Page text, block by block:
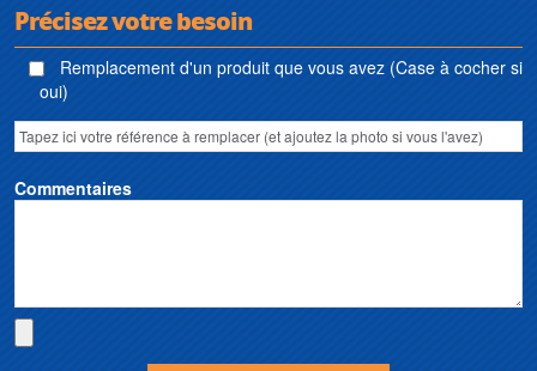
Précisez votre besoin
Remplacement d'un produit que vous avez (Case à cocher si
oui)
Commentaires